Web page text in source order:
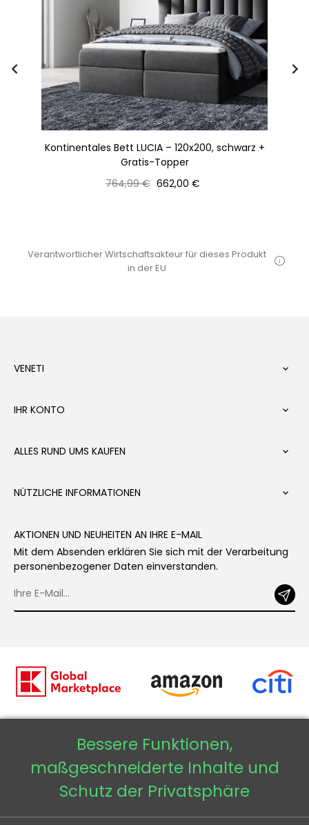
Kontinentales Bett LUCIA – 120x200, schwarz +
Gratis-Topper
Normaler
764,99 € Preis
662,00 €
Verantwortlicher Wirtschaftsakteur für dieses Produkt
in der EU
VENETI 
IHR KONTO 
ALLES RUND UMS KAUFEN 
NÜTZLICHE INFORMATIONEN 
AKTIONEN UND NEUHEITEN AN IHRE E-MAIL
Mit dem Absenden erklären Sie sich mit der Verarbeitung
personenbezogener Daten einverstanden.
Copyright © 2026 - Veneti™
Veneti DE
Bessere Funktionen,
maßgeschneiderte Inhalte und
Schutz der Privatsphäre